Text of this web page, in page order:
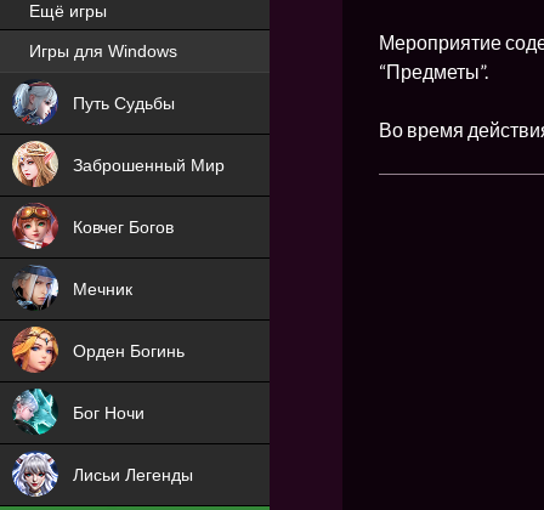
Мероприятие
“Предметы”.
Во время
Ещё игры
Игры для Windows
Путь Судьбы
Заброшенный Мир
NEW
Ковчег Богов
Мечник
Орден Богинь
Бог Ночи
Лисьи Легенды